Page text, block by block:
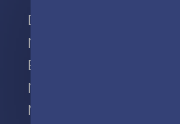
Découvrir playBac
Nos actualités
Espace pro
Nous rejoindre
Nous contacter